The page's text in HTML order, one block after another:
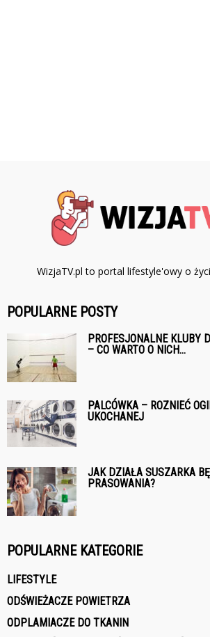
WizjaTV.pl to portal lifestyle'owy o
POPULARNE POSTY
PROFESJONALNE KLUBY
– CO WARTO O NICH...
PALCÓWKA – ROZNIEĆ
UKOCHANEJ
JAK DZIAŁA SUSZARKA
PRASOWANIA?
POPULARNE KATEGORIE
LIFESTYLE
ODŚWIEŻACZE POWIETRZA
ODPLAMIACZE DO TKANIN